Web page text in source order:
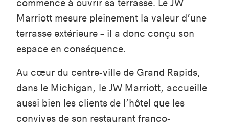
commence à ouvrir sa terrasse. Le JW
Marriott mesure pleinement la valeur d’une
terrasse extérieure – il a donc conçu son
espace en conséquence.
Au cœur du centre-ville de Grand Rapids,
dans le Michigan, le JW Marriott, accueille
aussi bien les clients de l’hôtel que les
convives de son restaurant franco-